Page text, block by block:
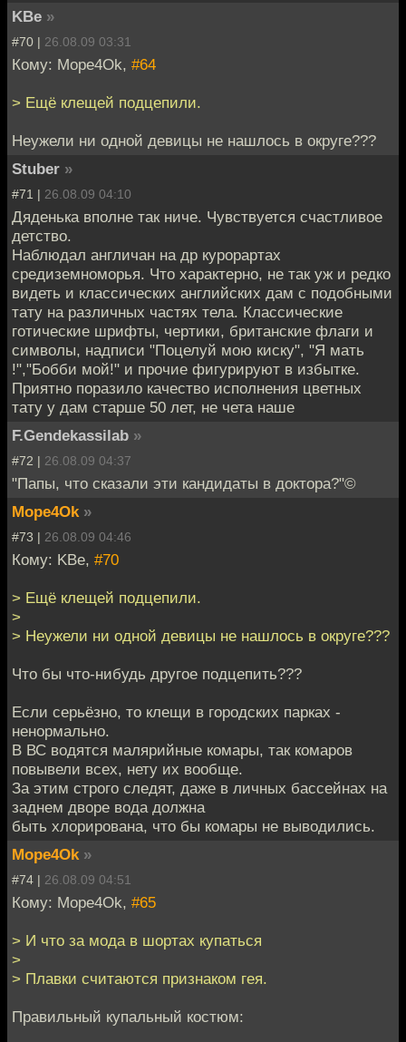
KBe »
#70 | 26.08.09 03:31
Кому: Mope4Ok, #64
> Ещё клещей подцепили.
Неужели ни одной девицы не нашлось в округе???
Stuber »
#71 | 26.08.09 04:10
Дяденька вполне так ниче. Чувствуется счастливое
детство.
Наблюдал англичан на др курорартах
средиземноморья. Что характерно, не так уж и редко
видеть и классических английских дам с подобными
тату на различных частях тела. Классические
готические шрифты, чертики, британские флаги и
символы, надписи "Поцелуй мою киску", "Я мать
!","Бобби мой!" и прочие фигурируют в избытке.
Приятно поразило качество исполнения цветных
тату у дам старше 50 лет, не чета наше
F.Gendekassilab »
#72 | 26.08.09 04:37
"Папы, что сказали эти кандидаты в доктора?"©
Mope4Ok »
#73 | 26.08.09 04:46
Кому: KBe, #70
> Ещё клещей подцепили.
>
> Неужели ни одной девицы не нашлось в округе???
Что бы что-нибудь другое подцепить???
Если серьёзно, то клещи в городских парках -
ненормально.
В ВС водятся малярийные комары, так комаров
повывели всех, нету их вообще.
За этим строго следят, даже в личных бассейнах на
заднем дворе вода должна
быть хлорирована, что бы комары не выводились.
Mope4Ok »
#74 | 26.08.09 04:51
Кому: Mope4Ok, #65
> И что за мода в шортах купаться
>
> Плавки считаются признаком гея.
Правильный купальный костюм: